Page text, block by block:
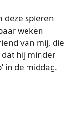
deze spieren
weken
van mij, die
hij minder
in de middag.